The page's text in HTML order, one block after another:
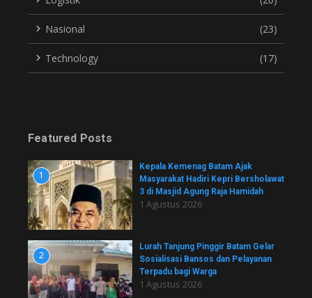
Nasional (23)
Technology (17)
Featured Posts
1
Kepala Kemenag Batam Ajak
Masyarakat Hadiri Kepri Bersholawat
3 di Masjid Agung Raja Hamidah
1 Agustus 2026
2
Lurah Tanjung Pinggir Batam Gelar
Sosialisasi Bansos dan Pelayanan
Terpadu bagi Warga
1 Agustus 2026